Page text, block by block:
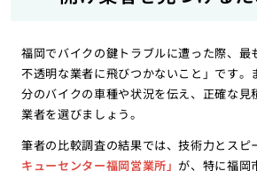
福岡でバイクの鍵トラブルに遭った際、最
不透明な業者に飛びつかないこと」です。
分のバイクの車種や状況を伝え、正確な見
業者を選びましょう。
筆者の比較調査の結果では、技術力とスピ
キューセンター福岡営業所」 が、特に福岡